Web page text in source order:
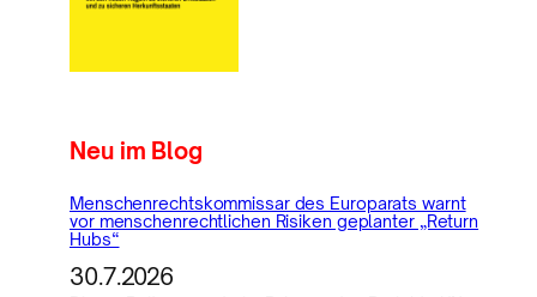
Neu im Blog
Menschenrechtskommissar des Europarats warnt
vor menschenrechtlichen Risiken geplanter „Return
Hubs“
30.7.2026